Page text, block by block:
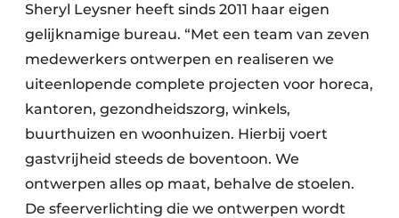
Sheryl Leysner heeft sinds 2011 haar eigen
gelijknamige bureau. “Met een team van zeven
medewerkers ontwerpen en realiseren we
uiteenlopende complete projecten voor horeca,
kantoren, gezondheidszorg, winkels,
buurthuizen en woonhuizen. Hierbij voert
gastvrijheid steeds de boventoon. We
ontwerpen alles op maat, behalve de stoelen.
De sfeerverlichting die we ontwerpen wordt